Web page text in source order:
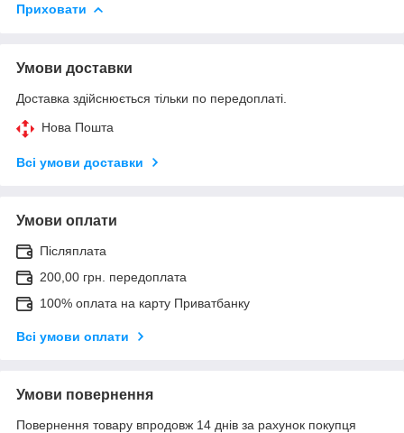
Приховати
Умови доставки
Доставка здійснюється тільки по передоплаті.
Нова Пошта
Всі умови доставки
Умови оплати
Післяплата
200,00 грн. передоплата
100% оплата на карту Приватбанку
Всі умови оплати
Умови повернення
Повернення товару впродовж 14 днів за рахунок покупця